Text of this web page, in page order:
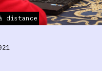
distance